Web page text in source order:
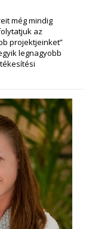
még mindig
az
projektjeinket”
legnagyobb